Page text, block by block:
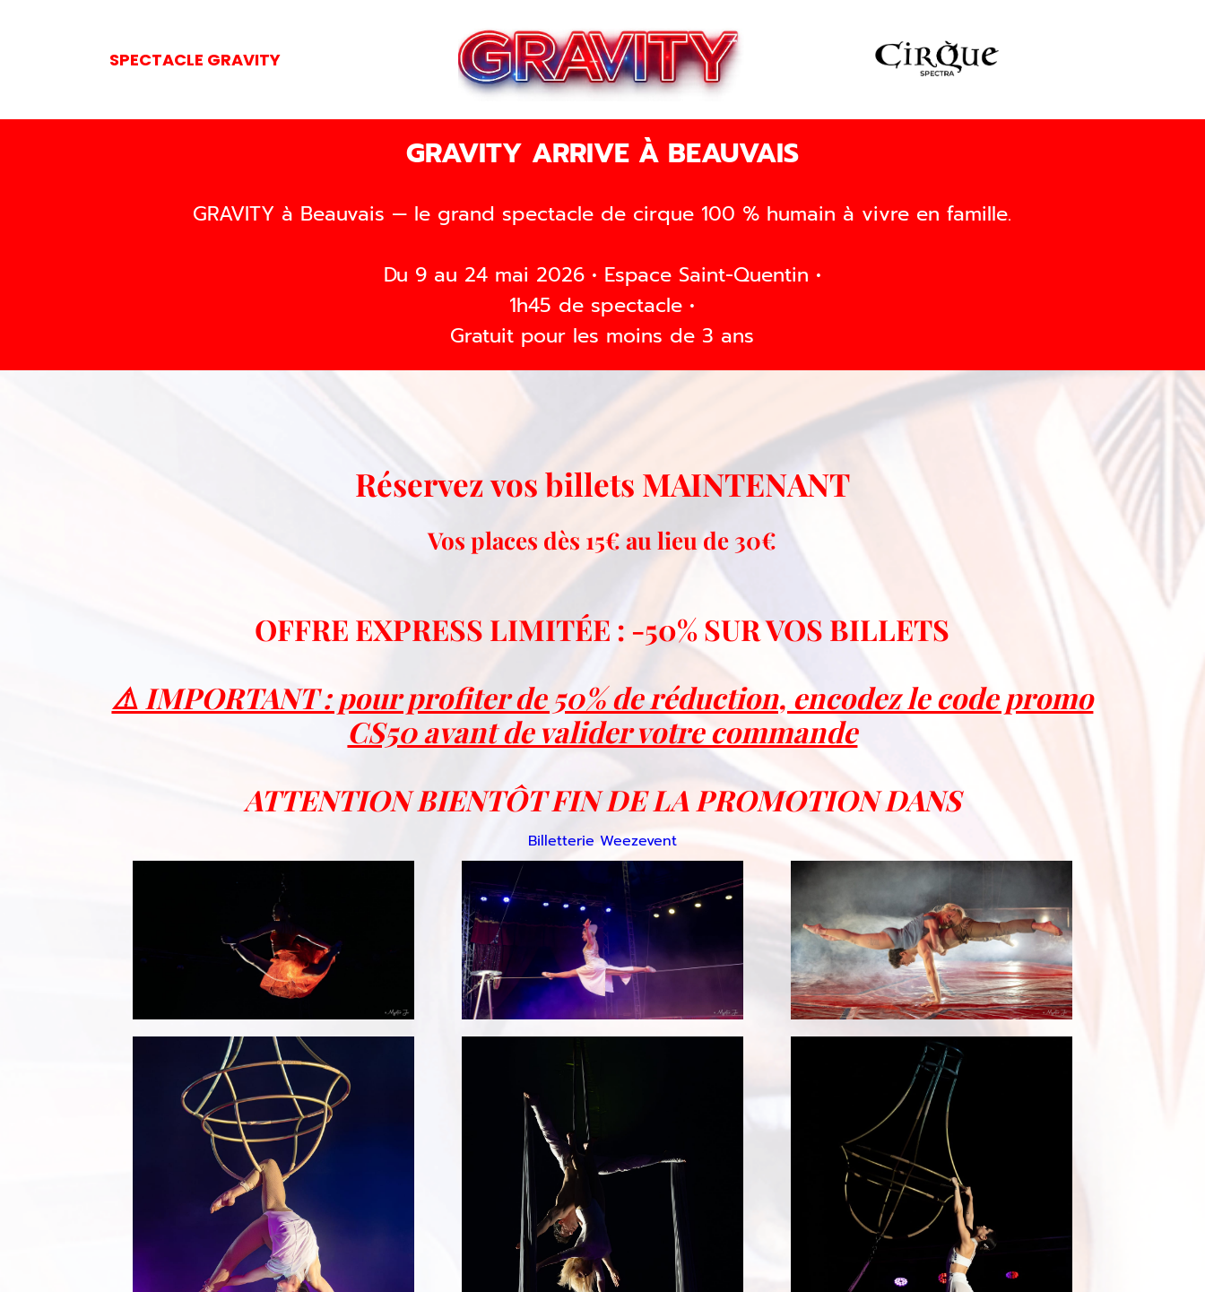
SPECTACLE GRAVITY
GRAVITY ARRIVE À BEAUVAIS
GRAVITY à Beauvais — le grand spectacle de cirque 100 % humain à vivre en famille.
Du 9 au 24 mai 2026 • Espace Saint-Quentin •
1h45 de spectacle •
Gratuit pour les moins de 3 ans
Réservez vos billets MAINTENANT
Vos places dès 15€ au lieu de 30€
OFFRE EXPRESS LIMITÉE : -50% SUR VOS BILLETS
⚠️ IMPORTANT : pour profiter de 50% de réduction, encodez le code promo
CS50 avant de valider votre commande
ATTENTION BIENTÔT FIN DE LA PROMOTION DANS
Billetterie Weezevent